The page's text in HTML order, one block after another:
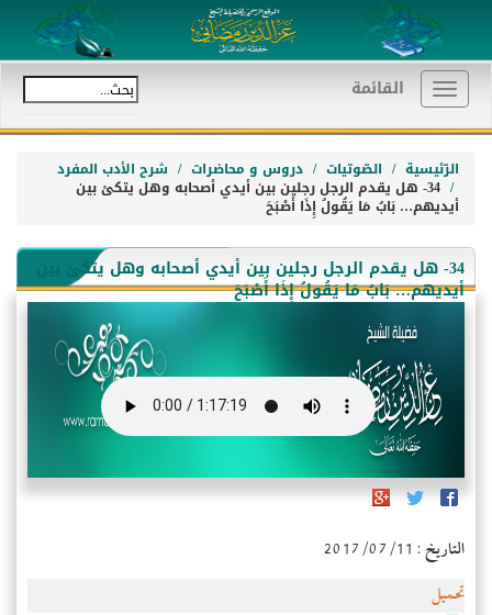
Toggle
navigation
القائمة
الرّئيسية الصّوتيات دروس و محاضرات شرح الأدب المفرد
34- هل يقدم الرجل رجلين بين أيدي أصحابه وهل يتكئ بين
أيديهم… بَابُ مَا يَقُولُ إِذَا أَصْبَحَ
34- هل يقدم الرجل رجلين بين أيدي أصحابه وهل يتكئ بين
أيديهم… بَابُ مَا يَقُولُ إِذَا أَصْبَحَ
التاريخ : 2017/07/11
تحميل